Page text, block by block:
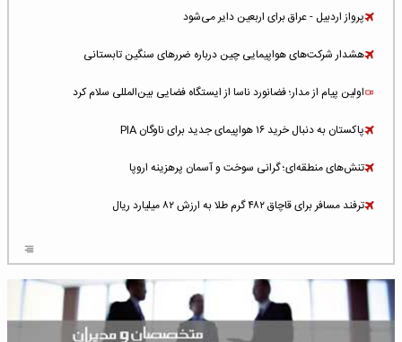
پرواز اردبیل - عراق برای اربعین دایر می‌شود
هشدار شرکت‌های هواپیمایی چین درباره ضررهای سنگین تابستانی
اولین پیام از مدار؛ فضانورد ناسا از ایستگاه فضایی بین‌المللی سلام کرد
پاکستان به دنبال خرید ۱۶ هواپیمای جدید برای ناوگان PIA
تنش‌های منطقه‌ای؛ گرانی سوخت و آسمان پرهزینه اروپا
ترفند مسافر برای قاچاق ۴۸۲ گرم طلا به ارزش ۸۲ میلیارد ریال
شلوغ‌ترین فرودگاه‌های اروپا در ۲۰۲۵: لندن، استانبول و پاریس
پخش زنده پرواز سیزدهم موشک استارشیپ اسپیس‌ایکس [جمعه ساعت ۰۱:۴۵]